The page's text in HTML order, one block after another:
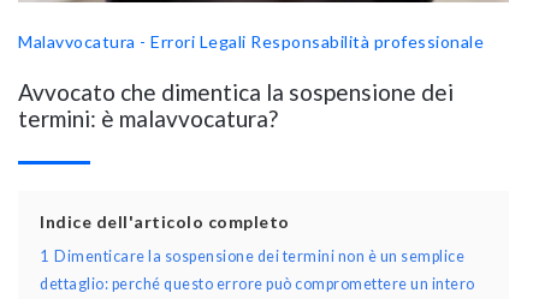
Malavvocatura - Errori Legali Responsabilità professionale
Avvocato che dimentica la sospensione dei
termini: è malavvocatura?
Indice dell'articolo completo
1
Dimenticare la sospensione dei termini non è un semplice
dettaglio: perché questo errore può compromettere un intero